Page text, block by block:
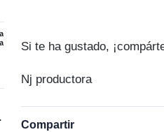
Si te ha gustado,
Nj productora
Compartir